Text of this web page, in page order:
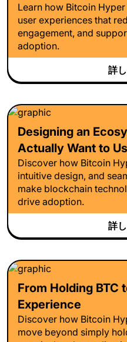
Learn how Bitcoin
user experiences that
engagement, and
adoption.
詳
Designing an
Actually Want to
Discover how Bitcoin
intuitive design, and
make blockchain
drive adoption.
詳
From Holding BTC
Experience
Discover how Bitcoin
move beyond simply